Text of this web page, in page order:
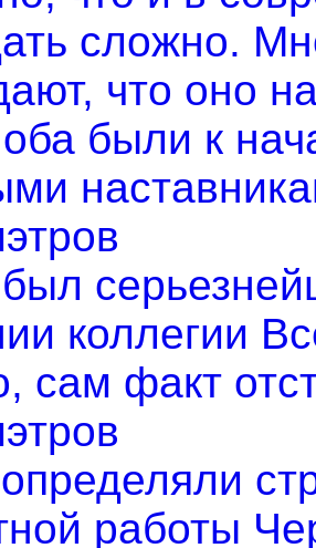
сложно.
что оно
были к
коллегии
сам факт
работы